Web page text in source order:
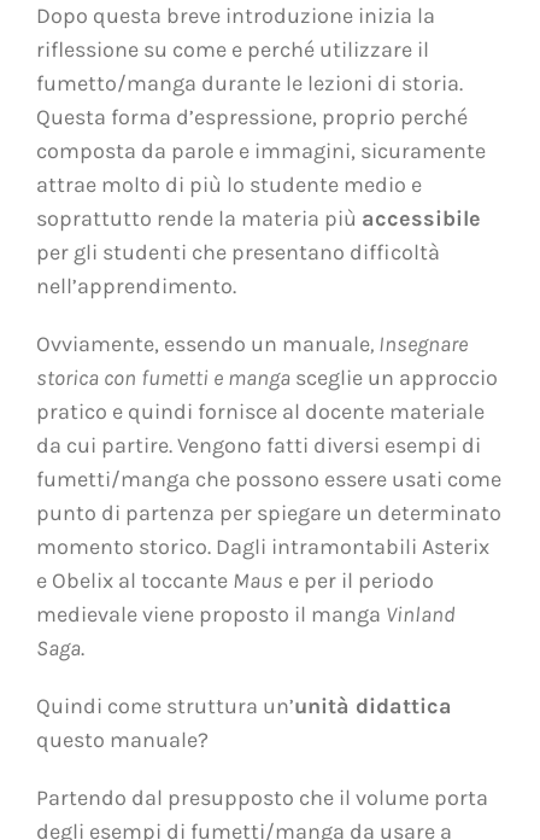
Dopo questa breve introduzione inizia la
riflessione su come e perché utilizzare il
fumetto/manga durante le lezioni di storia.
Questa forma d’espressione, proprio perché
composta da parole e immagini, sicuramente
attrae molto di più lo studente medio e
soprattutto rende la materia più accessibile
per gli studenti che presentano difficoltà
nell’apprendimento.
Ovviamente, essendo un manuale, Insegnare
storica con fumetti e mangasceglie un approccio
pratico e quindi fornisce al docente materiale
da cui partire. Vengono fatti diversi esempi di
fumetti/manga che possono essere usati come
punto di partenza per spiegare un determinato
momento storico. Dagli intramontabili Asterix
e Obelix al toccante Maus e per il periodo
medievale viene proposto il manga Vinland
Saga.
Quindi come struttura un’unità didattica
questo manuale?
Partendo dal presupposto che il volume porta
degli esempi di fumetti/manga da usare a